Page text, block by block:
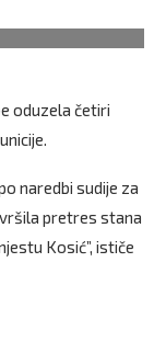
oduzela četiri
naredbi sudije za
pretres stana
Kosić”, ističe